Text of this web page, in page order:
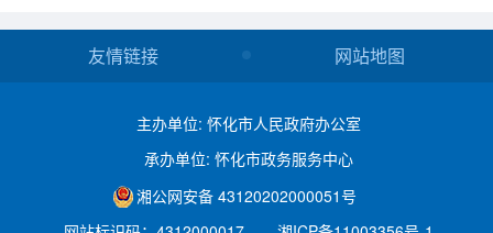
友情链接 网站地图
主办单位: 怀化市人民政府办公室
承办单位: 怀化市政务服务中心
湘公网安备 43120202000051号